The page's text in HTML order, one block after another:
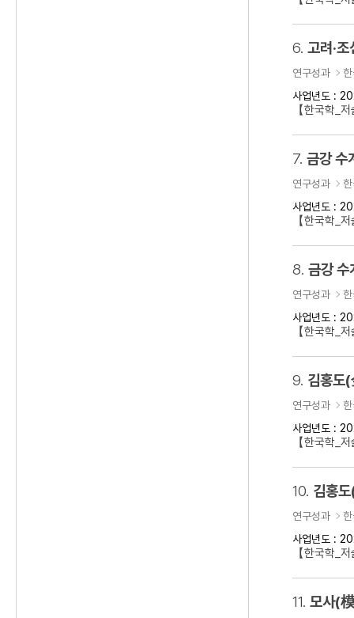
6. 고려·
연구성과
사업년도 :
【한국학
7. 금강 수
연구성과
사업년도 :
【한국학_
8. 금강 수
연구성과
사업년도 :
【한국학
9. 김홍도
연구성과
사업년도 :
【한국학_
10. 김홍
연구성과
사업년도 :
【한국학_
11. 모사(